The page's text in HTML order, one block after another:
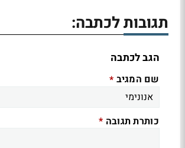
תגובות לכתבה:
הגב לכתבה
שם המגיב *
כותרת תגובה *